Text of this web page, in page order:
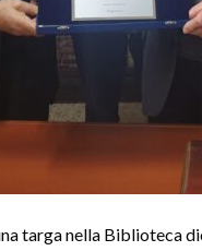
targa nella Biblioteca